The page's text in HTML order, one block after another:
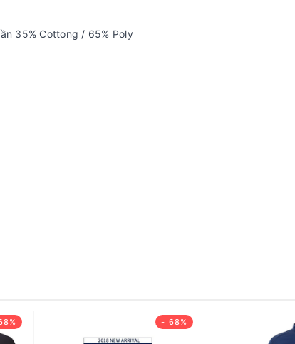
35% Cottong / 65% Poly
- 68%